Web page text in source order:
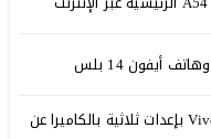
تم الكشف عن تصميم هاتف Vivo Y100 بإعدات ثلاثية بالكاميرا عن